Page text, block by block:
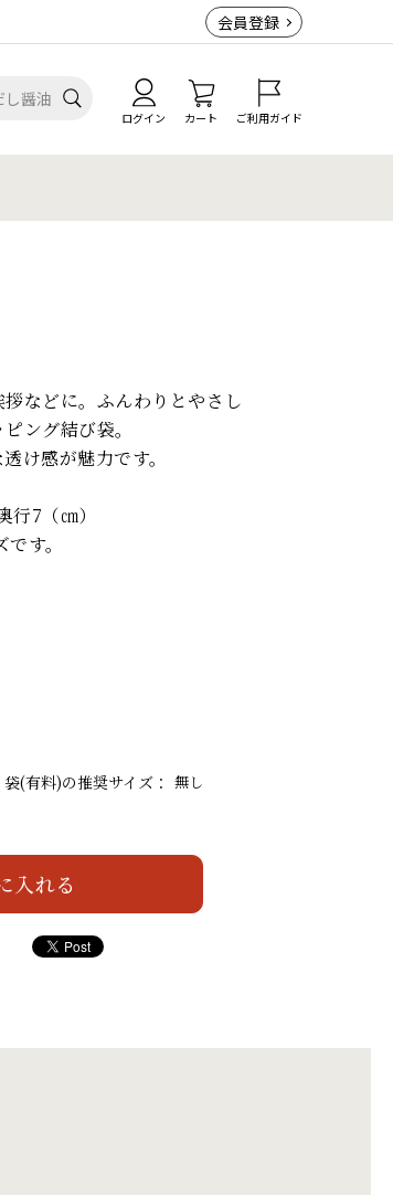
会員登録
ログイン カート ご利用ガイド
などに。ふんわりとやさし
ング結び袋。
け感が魅力です。
7（㎝）
す。
袋(有料)の推奨サイズ： 無し
入れる